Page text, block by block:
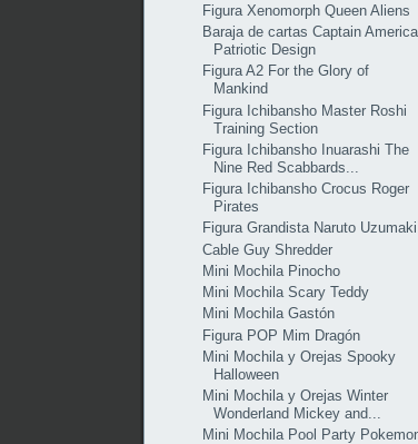
Figura Xenomorph Queen Aliens
Baraja de cartas Captain America
Patriotic Design
Figura A2 For the Glory of
Mankind
Figura Ichibansho Master Roshi
Training Section
Figura Ichibansho Inuarashi The
Nine Red Scabbards...
Figura Ichibansho Crocus Roger
Pirates
Figura Grandista Naruto Uzumaki
Cable Guy Shredder
Mini Mochila Pinocho
Mini Mochila Scary Teddy
Mini Mochila Gastón
Figura POP Mim Dragón
Mini Mochila y Orejas Spooky
Halloween
Mini Mochila y Orejas Winter
Wonderland Mickey and...
Mini Mochila Pool Party